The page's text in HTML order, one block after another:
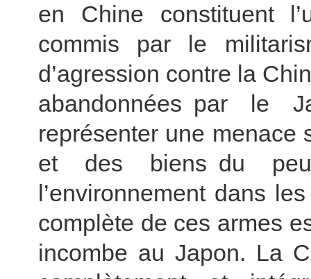
en Chine constituent
commis par le
d’agression contre la
abandonnées par le
représenter une
et des biens du
l’environnement dans
complète de ces armes
incombe au Japon. La